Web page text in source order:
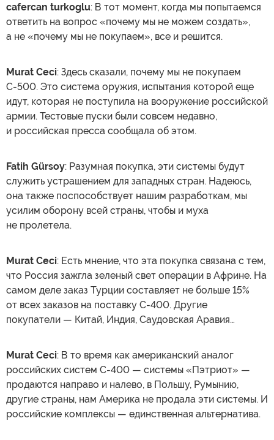
cafercan turkoglu: В тот момент, когда мы попытаемся
ответить на вопрос «почему мы не можем создать»,
а не «почему мы не покупаем», все и решится.
Murat Ceci: Здесь сказали, почему мы не покупаем
С-500. Это система оружия, испытания которой еще
идут, которая не поступила на вооружение российской
армии. Тестовые пуски были совсем недавно,
и российская пресса сообщала об этом.
Fatih Gürsoy: Разумная покупка, эти системы будут
служить устрашением для западных стран. Надеюсь,
она также поспособствует нашим разработкам, мы
усилим оборону всей страны, чтобы и муха
не пролетела.
Murat Ceci: Есть мнение, что эта покупка связана с тем,
что Россия зажгла зеленый свет операции в Африне. На
самом деле заказ Турции составляет не больше 15%
от всех заказов на поставку С-400. Другие
покупатели — Китай, Индия, Саудовская Аравия…
Murat Ceci: В то время как американский аналог
российских систем С-400 — системы «Пэтриот» —
продаются направо и налево, в Польшу, Румынию,
другие страны, нам Америка не продала эти системы. И
российские комплексы — единственная альтернатива.